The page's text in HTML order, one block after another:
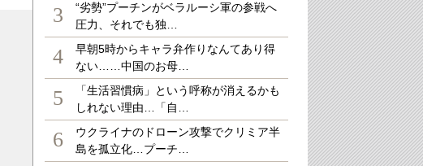
自慢の卓袱料理。昼3,000円（税別。以下同）、夜は8,000円から。写真は10,000円のコー
燻製、鱧、旬菜の炊き合わせなどが並ぶ（内容は日によって変更）
3
“劣勢”プーチンがベラルーシ軍の参戦へ
圧力、それでも独…
4
早朝5時からキャラ弁作りなんてあり得
ない……中国のお母…
5
「生活習慣病」という呼称が消えるかも
しれない理由…「自…
6
ウクライナのドローン攻撃でクリミア半
島を孤立化…プーチ…